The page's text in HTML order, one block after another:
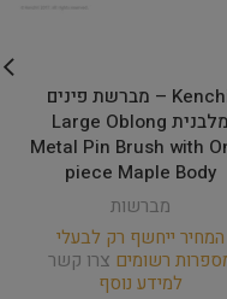
Kenchii – מברשת פינים
מלבנית Large Oblong
Metal Pin Brush with
piece Maple Body
מברשות
המחיר ייחשף רק לבעלי
רשומים צרו קשר
למידע נוסף